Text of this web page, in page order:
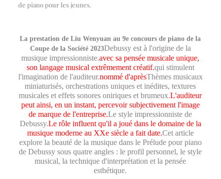
de piano pour les jeunes.
La prestation de Liu Wenyuan au 9e concours de piano de la
Coupe de la Société 2023Debussy est à l'origine de la
musique impressionniste.avec sa pensée musicale unique,
son langage musical extrêmement créatif.qui stimulent
l'imagination de l'auditeur.nommé d'aprèsThèmes musicaux
miniaturisés, orchestrations uniques et inédites, textures
musicales et effets sonores oniriques et brumeux.L'auditeur
peut ainsi, en un instant, percevoir subjectivement l'image
de marque de l'entreprise.Le style impressionniste de
Debussy.Le rôle influent qu'il a joué dans le domaine de la
musique moderne au XXe siècle a fait date.Cet article
explore la beauté de la musique dans le Prélude pour piano
de Debussy sous quatre angles : le profil personnel, le style
musical, la technique d'interprétation et la pensée
esthétique.